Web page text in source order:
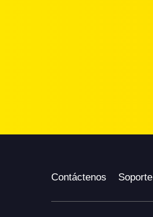
Contáctenos Soporte